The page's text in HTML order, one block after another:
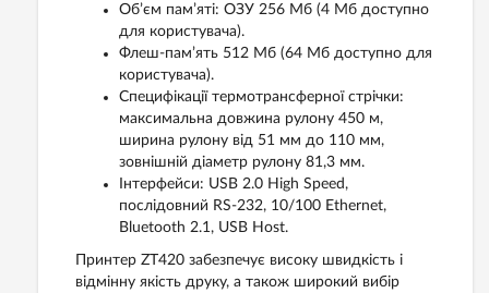
Об’єм пам’яті: ОЗУ 256 Мб (4 Мб доступно
для користувача).
Флеш-пам’ять 512 Мб (64 Мб доступно для
користувача).
Специфікації термотрансферної стрічки:
максимальна довжина рулону 450 м,
ширина рулону від 51 мм до 110 мм,
зовнішній діаметр рулону 81,3 мм.
Інтерфейси: USB 2.0 High Speed,
послідовний RS-232, 10/100 Ethernet,
Bluetooth 2.1, USB Host.
Принтер ZT420 забезпечує високу швидкість і
відмінну якість друку, а також широкий вибір